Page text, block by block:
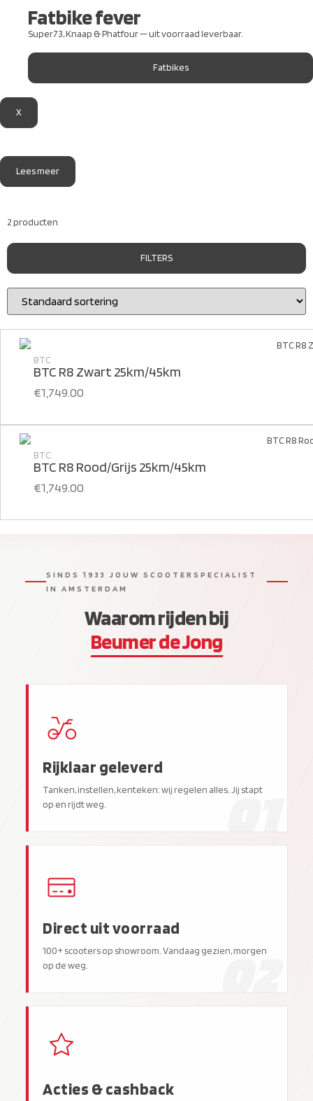
Fatbike fever
Super73, Knaap & Phatfour — uit voorraad leverbaar.
Fatbikes
X
Lees meer
2 producten
FILTERS
BTC
BTC R8 Zwart 25km/45km
€1,749.00
BTC
BTC R8 Rood/Grijs 25km/45km
€1,749.00
SINDS 1933 JOUW SCOOTERSPECIALIST
IN AMSTERDAM
Waarom rijden bij
Beumer de Jong
Rijklaar geleverd
Tanken, instellen, kenteken: wij regelen alles. Jij stapt
op en rijdt weg.
01
Direct uit voorraad
100+ scooters op showroom. Vandaag gezien, morgen
op de weg.
02
Acties & cashback